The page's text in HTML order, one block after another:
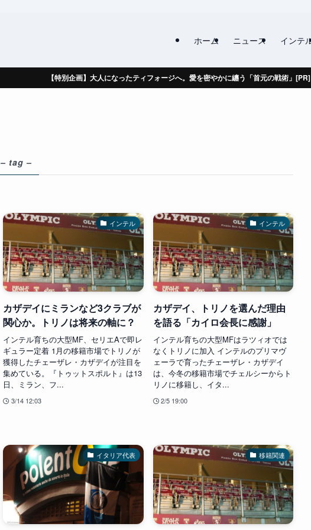
ホーム ニュース インテ
【特別企画】大人になったティフォージへ。愛を密やかに纏う「首元の戦術」[PR]
– tag –
インテル
カザデイにミランなど3クラブが
関心か。トリノは将来の軸に？
インテル育ちの大型MF、セリエAで即レ
ギュラー定着 1月の移籍市場でトリノが
獲得したチェーザレ・カザデイが注目を
集めている。『トゥットスポルト』は13
日、ミラン、フ...
3/14 12:03
インテル
カザデイ、トリノを選んだ理由
を語る「カイロ会長に感謝」
インテル育ちの大型MFはラツィオでは
なくトリノに加入 インテルのプリマヴ
ェーラで育ったチェーザレ・カザデイ
は、今冬の移籍市場でチェルシーからト
リノに移籍し、イタ...
2/5 19:00
イタリア代表 移籍関連